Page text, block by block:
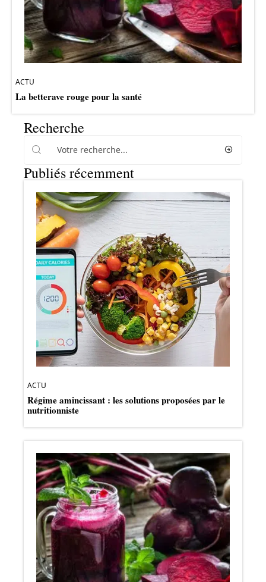
ACTU
La betterave rouge pour la santé
Recherche
Publiés récemment
ACTU
Régime amincissant : les solutions proposées par le
nutritionniste